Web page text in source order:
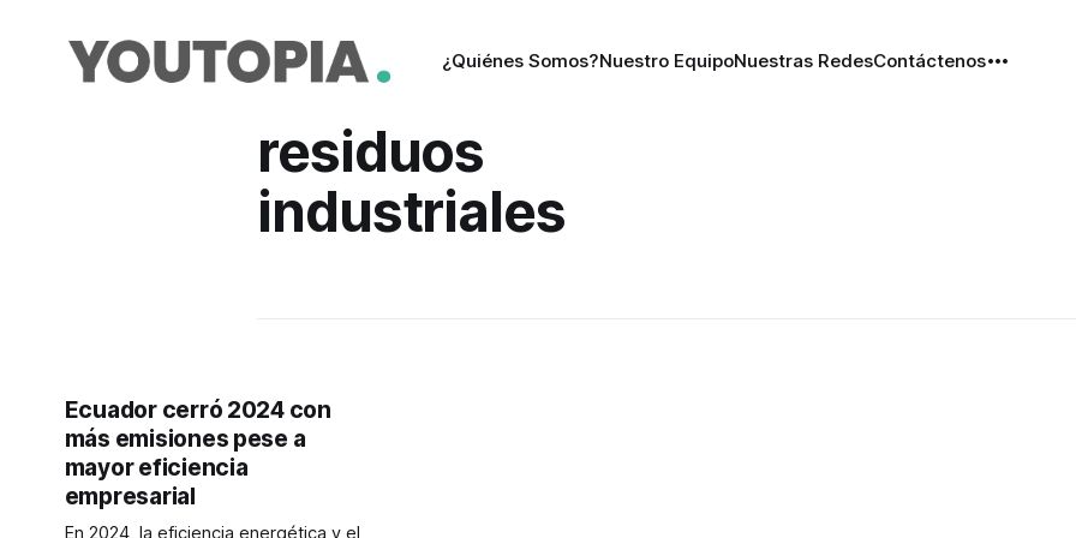
¿Quiénes Somos?Nuestro EquipoNuestras RedesContáctenos
residuos
industriales
Ecuador cerró 2024 con
más emisiones pese a
mayor eficiencia
empresarial
En 2024, la eficiencia energética y el